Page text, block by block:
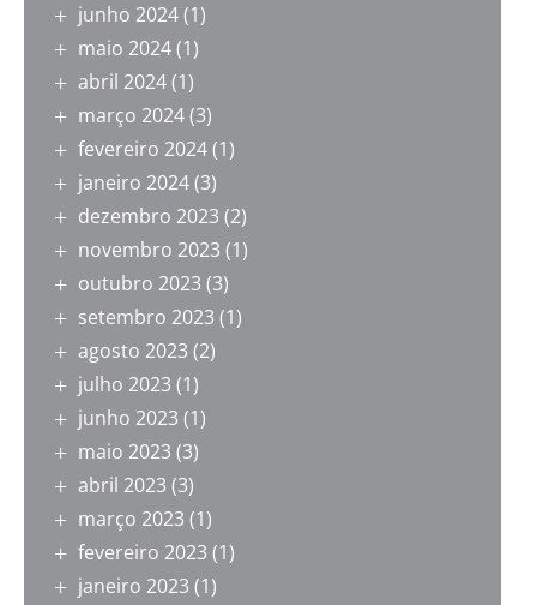
junho 2024(1)
maio 2024(1)
abril 2024(1)
março 2024(3)
fevereiro 2024(1)
janeiro 2024(3)
dezembro 2023 (2)
novembro 2023 (1)
outubro 2023 (3)
setembro 2023 (1)
agosto 2023 (2)
julho 2023 (1)
junho 2023 (1)
maio 2023 (3)
abril 2023 (3)
março 2023 (1)
fevereiro 2023 (1)
janeiro 2023 (1)